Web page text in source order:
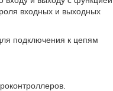
входных и выходных
подключения к цепям